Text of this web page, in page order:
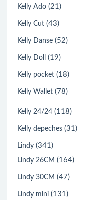
Kelly Ado (21)
Kelly Cut (43)
Kelly Danse (52)
Kelly Doll (19)
Kelly pocket (18)
Kelly Wallet (78)
Kelly 24/24 (118)
Kelly depeches (31)
Lindy (341)
Lindy 26CM (164)
Lindy 30CM (47)
Lindy mini (131)